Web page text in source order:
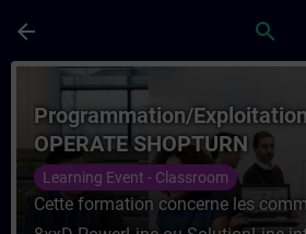
arrow_back search
Course -
Programmation/
OPERATE SHOPTURN
Learning Event - Classroom
Cette formation concerne les